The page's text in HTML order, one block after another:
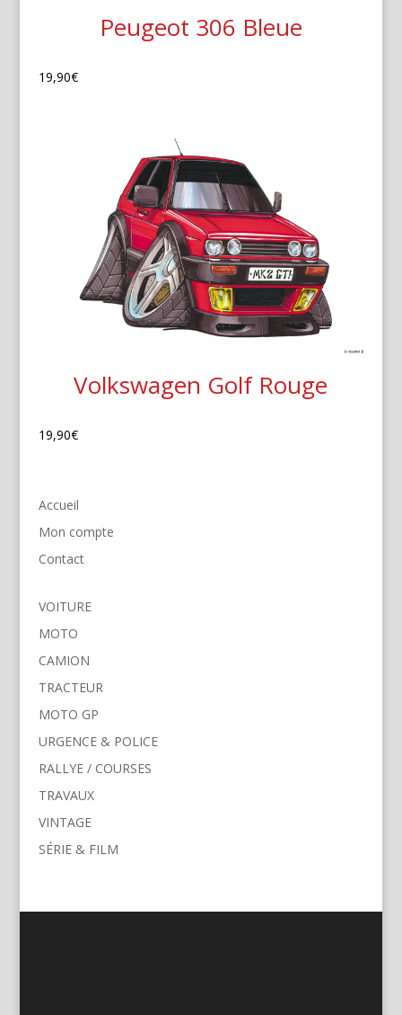
Peugeot 306 Bleue
19,90€
Volkswagen Golf Rouge
19,90€
Accueil
Mon compte
Contact
VOITURE
MOTO
CAMION
TRACTEUR
MOTO GP
URGENCE & POLICE
RALLYE / COURSES
TRAVAUX
VINTAGE
SÉRIE & FILM